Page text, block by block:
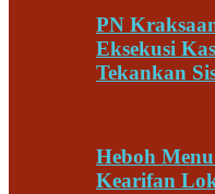
PN
Eksekusi
Tekankan
Heboh
Kearifan